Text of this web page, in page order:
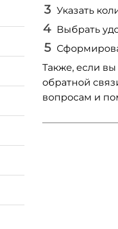
Указать
Выбрать
Также, если
обратной
вопросам и